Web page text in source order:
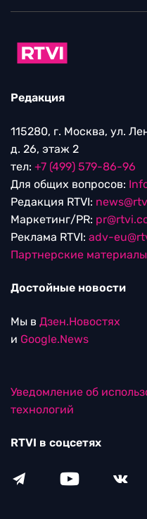
Редакция
115280, г. Москва, ул.
д. 26, этаж 2
тел: +7 (499) 579-86-96
Для общих вопросов:
Редакция RTVI:
Маркетинг/PR:
Реклама RTVI: adv-
Партнерские материалы
Достойные новости
Мы в Дзен.Новостях
и Google.News
Уведомление об
технологий
RTVI в соцсетях